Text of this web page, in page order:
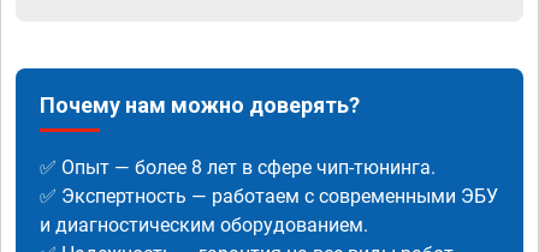
Почему нам можно доверять?
✅ Опыт — более 8 лет в сфере чип-тюнинга.
✅ Экспертность — работаем с современными ЭБУ
и диагностическим оборудованием.